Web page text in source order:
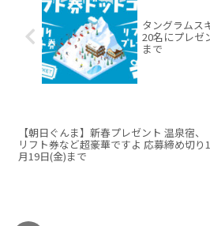
タングラムス
20名にプレゼ
まで
【朝日ぐんま】新春プレゼント 温泉宿、
リフト券など超豪華ですよ 応募締め切り1
月19日(金)まで